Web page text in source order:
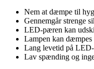
Nem at dæmpe til
Gennemgår strenge
LED-pæren kan
Lampen kan
Lang levetid på
Lav spænding og